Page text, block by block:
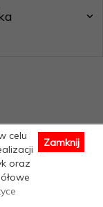
RedCart.pl
celu
oraz
Zamknij